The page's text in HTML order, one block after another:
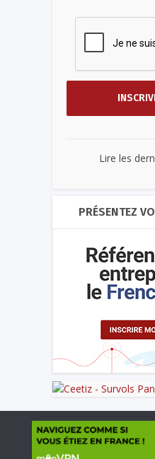
Lire les
PRÉSENTEZ